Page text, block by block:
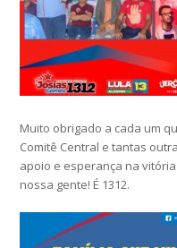
Muito obrigado a cada um
Comitê Central e tantas
apoio e esperança na
nossa gente! É 1312.